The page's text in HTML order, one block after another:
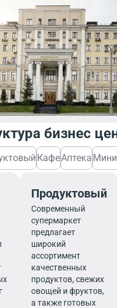
бизнес
КафеАптека
Продуктовый
Современный
супермаркет
предлагает
широкий
ассортимент
качественных
продуктов, свежих
овощей и фруктов,
а также готовых